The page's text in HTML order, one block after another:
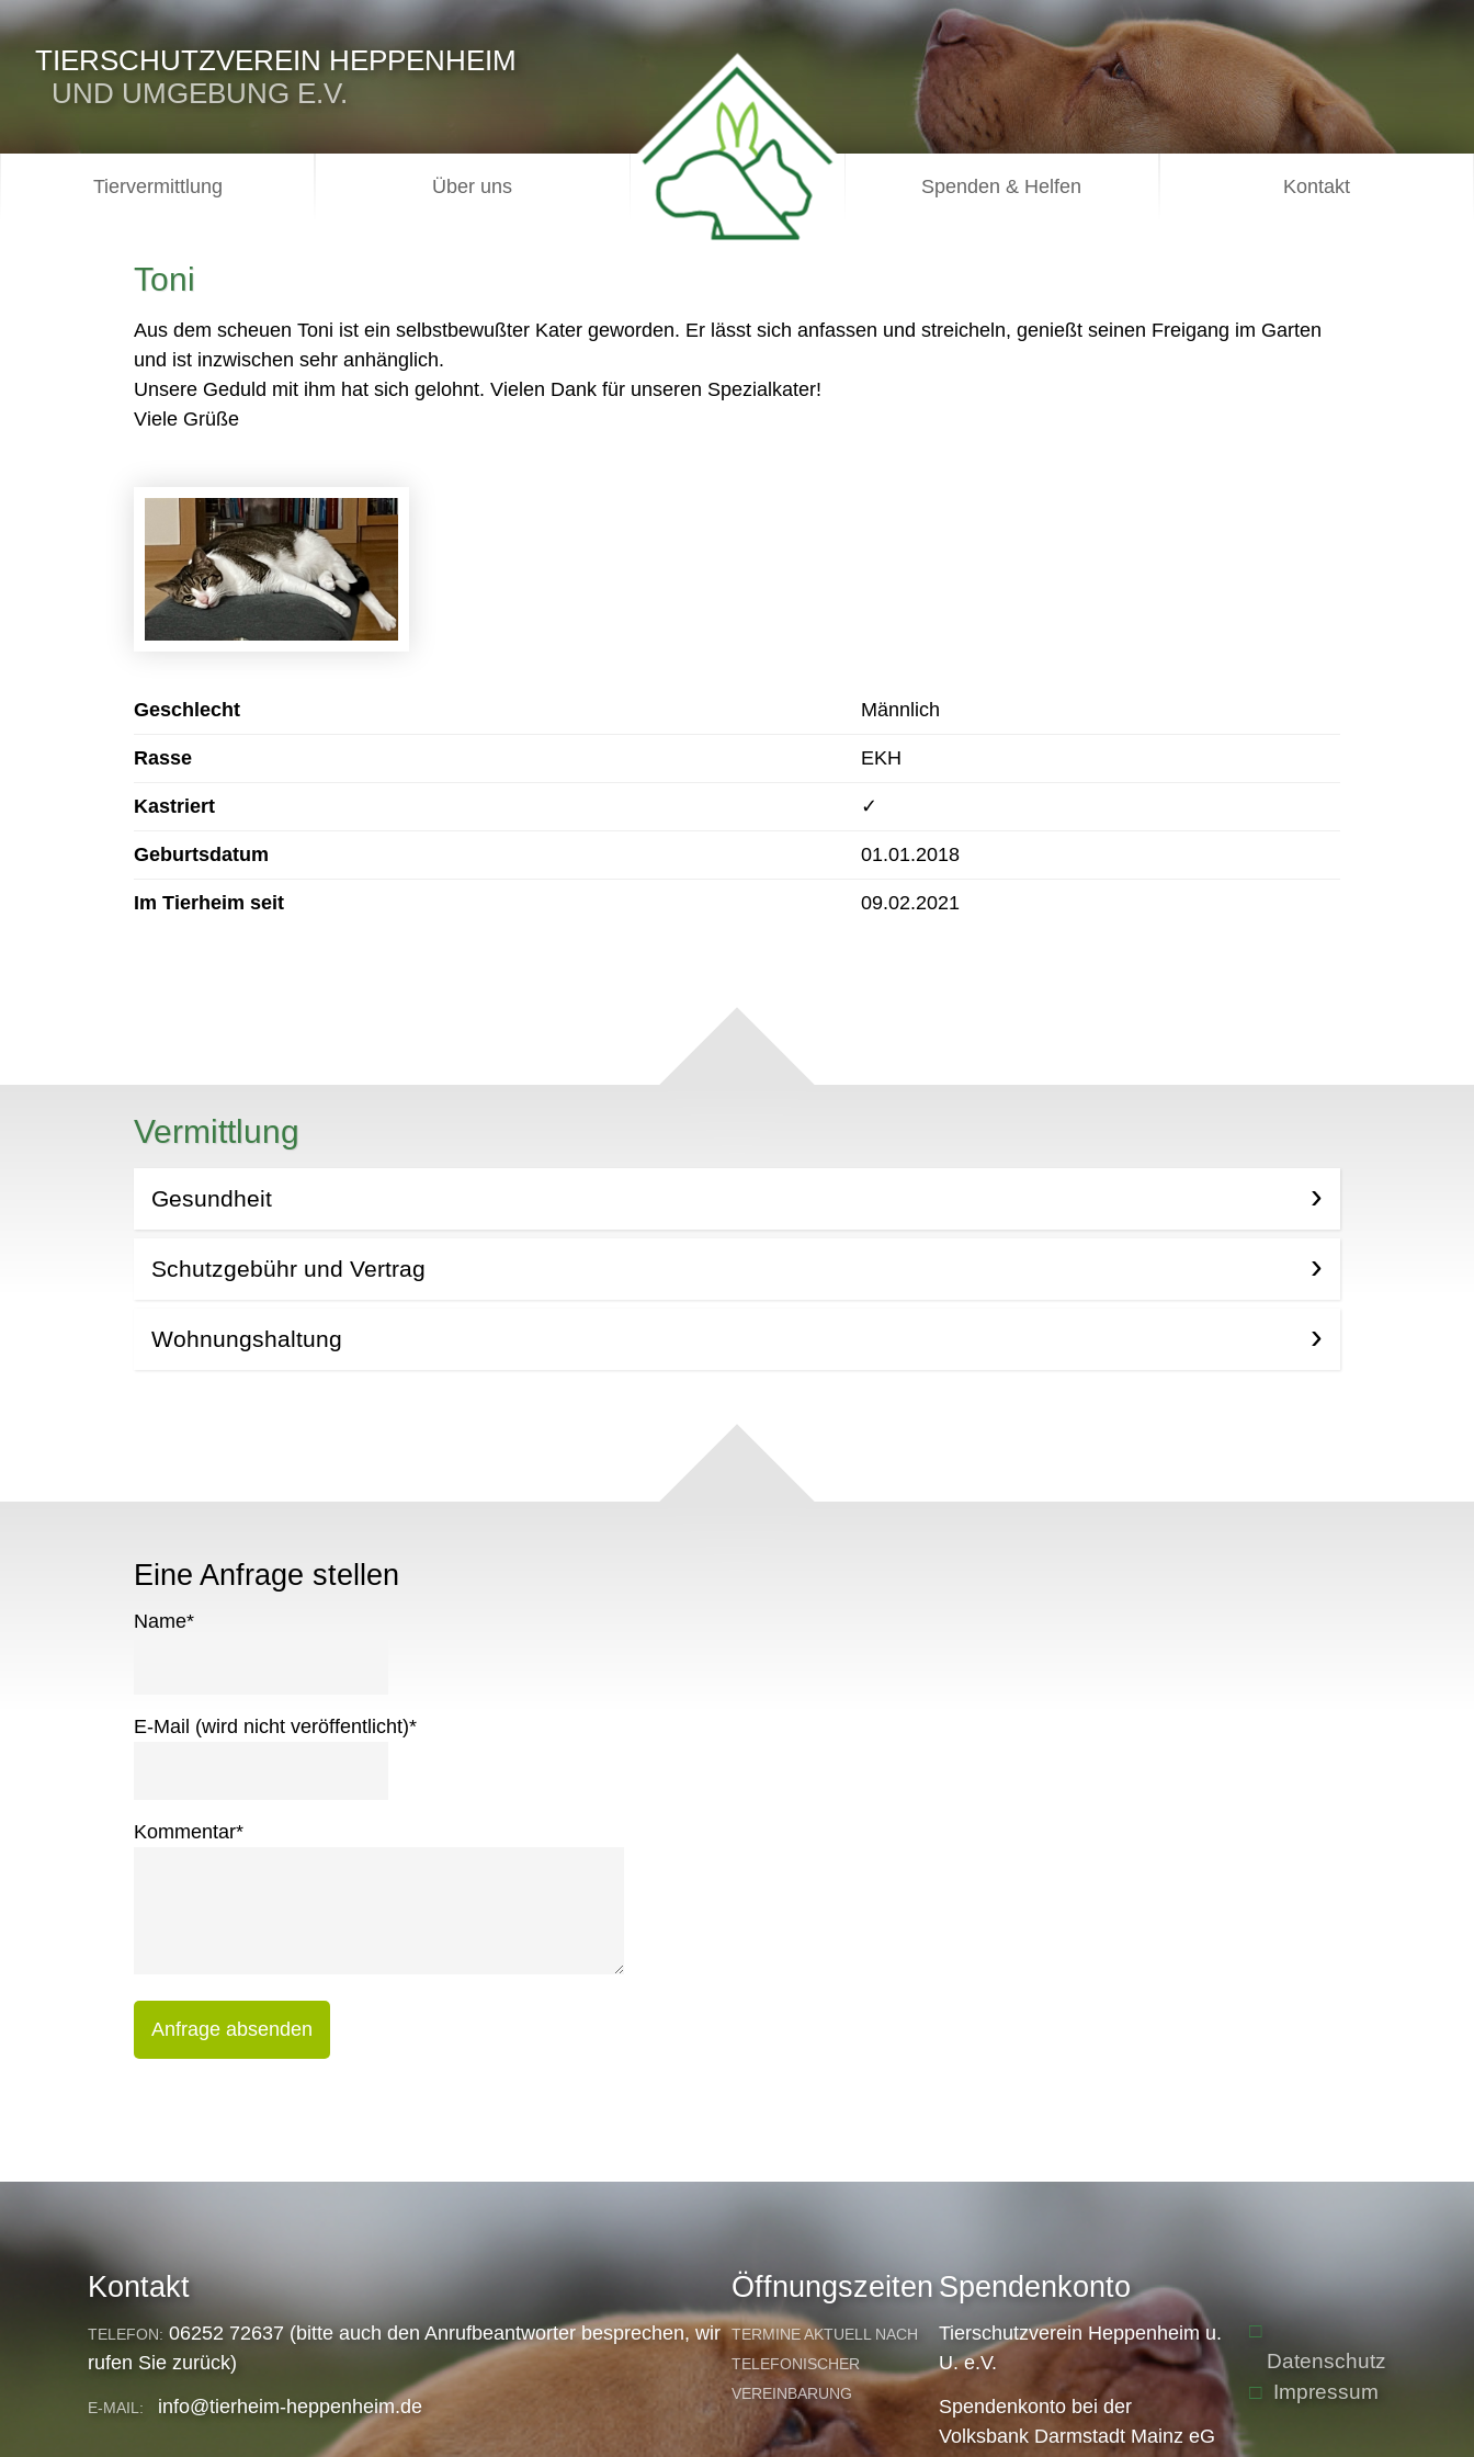
TIERSCHUTZVEREIN HEPPENHEIM
UND UMGEBUNG E.V.
Tiervermittlung Über uns Spenden & Helfen Kontakt
Toni
Aus dem scheuen Toni ist ein selbstbewußter Kater geworden. Er lässt sich anfassen und streicheln, genießt seinen Freigang im Garten
und ist inzwischen sehr anhänglich.
Unsere Geduld mit ihm hat sich gelohnt. Vielen Dank für unseren Spezialkater!
Viele Grüße
Geschlecht Männlich
Rasse EKH
Kastriert ✓
Geburtsdatum 01.01.2018
Im Tierheim seit 09.02.2021
Vermittlung
Gesundheit
Schutzgebühr und Vertrag
Wohnungshaltung
Eine Anfrage stellen
Name*
E-Mail (wird nicht veröffentlicht)*
Kommentar*
Anfrage absenden
Kontakt
TELEFON: 06252 72637 (bitte auch den Anrufbeantworter besprechen, wir
rufen Sie zurück)
E-MAIL: info@tierheim-heppenheim.de
Öffnungszeiten
TERMINE AKTUELL NACH
TELEFONISCHER
VEREINBARUNG
Spendenkonto
Tierschutzverein Heppenheim u.
U. e.V.
Spendenkonto bei der
Volksbank Darmstadt Mainz eG
Datenschutz
Impressum